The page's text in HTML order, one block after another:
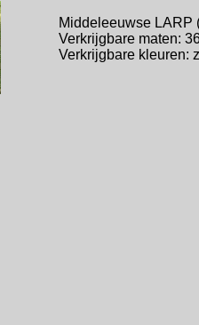
Middeleeuwse LARP
Verkrijgbare maten:
Verkrijgbare kleuren: